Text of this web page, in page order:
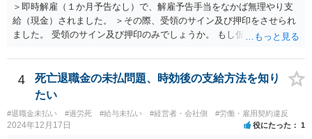
＞即時解雇（１か月予告なし）で、解雇予告手当をなかば無理やり支
給（現金）されました。 ＞その際、受領のサイン及び押印をさせられ
ました。 受領のサイン及び押印のみでしょうか。 もし仮に自らの意思
は相当苦しいスタートになり、最悪解雇を争えなくなります。 もしそ
うでなければ争う余地はあるでしょう。ただ解雇予告手当を受け取っ
てしまっている事実もあり、その点不利であることは確かです。 その
一方で、一般論ですが、解雇は会社にとってハードルが高く、また懲
戒処分としての解雇はさらにハードルが高まります。 例えば、今回の
懲戒解雇の言渡しの前に人事部あるいは幹部との面談等ありましたで
4
死亡退職金の未払問題、時効後の支給方法を知り
たい
#退職金未払い #過労死 #給与未払い #経営者・会社側 #労働・雇用契約違反
2024年12月17日 役にたった 1